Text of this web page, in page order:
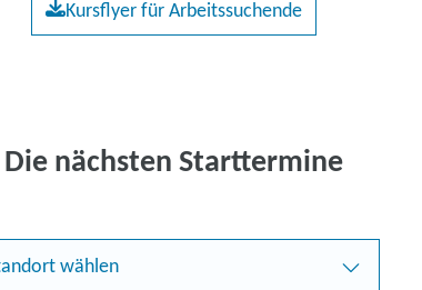
Kursflyer für Arbeitssuchende
Die nächsten Starttermine
wählen